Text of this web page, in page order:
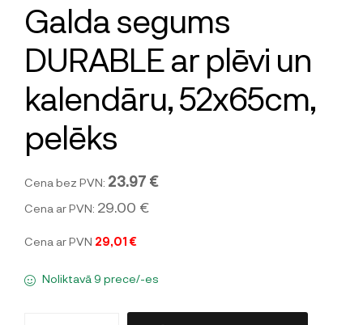
Galda segums
DURABLE ar plēvi un
kalendāru, 52x65cm,
pelēks
Cena bez PVN: 23.97 €
Cena ar PVN: 29.00 €
Cena ar PVN 29,01 €
Noliktavā 9 prece/-es